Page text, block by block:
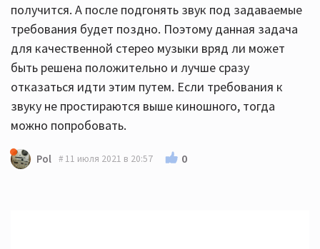
получится. А после подгонять звук под задаваемые
требования будет поздно. Поэтому данная задача
для качественной стерео музыки вряд ли может
быть решена положительно и лучше сразу
отказаться идти этим путем. Если требования к
звуку не простираются выше киношного, тогда
можно попробовать.
Pol 11 июля 2021 в 20:57 0